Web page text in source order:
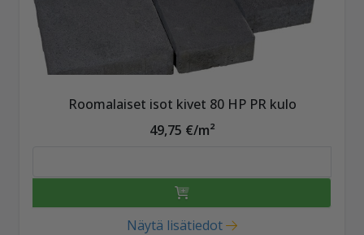
Roomalaiset isot kivet 80 HP PR kulo
49,75 €/m²
Näytä lisätiedot